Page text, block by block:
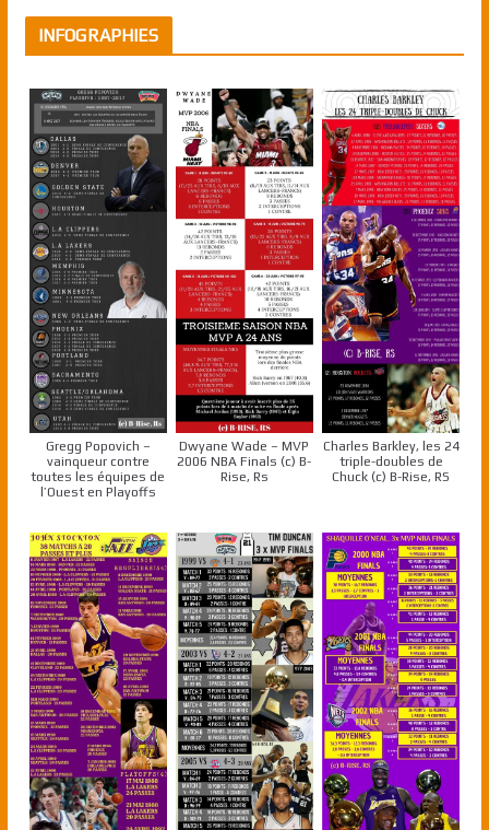
INFOGRAPHIES
Gregg Popovich –
vainqueur contre
toutes les équipes de
l’Ouest en Playoffs
Dwyane Wade – MVP
2006 NBA Finals (c) B-
Rise, Rs
Charles Barkley, les 24
triple-doubles de
Chuck (c) B-Rise, RS